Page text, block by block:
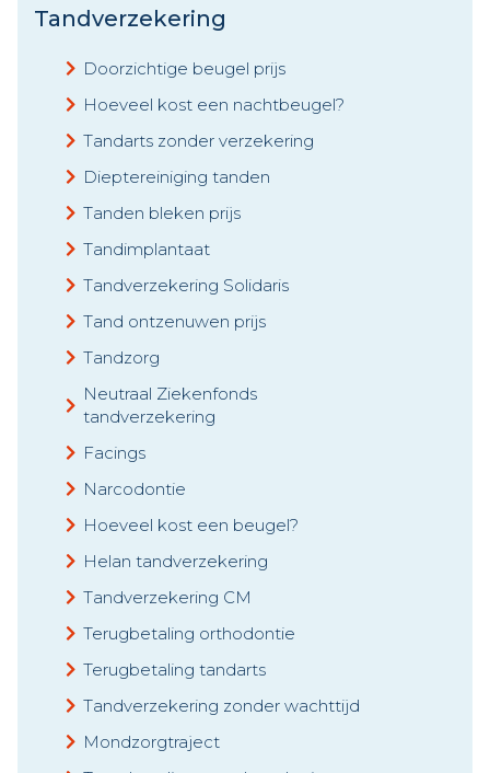
Tandverzekering
Doorzichtige beugel prijs
Hoeveel kost een nachtbeugel?
Tandarts zonder verzekering
Dieptereiniging tanden
Tanden bleken prijs
Tandimplantaat
Tandverzekering Solidaris
Tand ontzenuwen prijs
Tandzorg
Neutraal Ziekenfonds
tandverzekering
Facings
Narcodontie
Hoeveel kost een beugel?
Helan tandverzekering
Tandverzekering CM
Terugbetaling orthodontie
Terugbetaling tandarts
Tandverzekering zonder wachttijd
Mondzorgtraject